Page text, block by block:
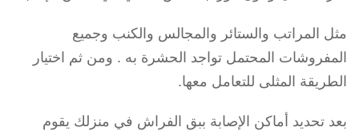
مثل المراتب والستائر والمجالس والكنب وجميع
المفروشات المحتمل تواجد الحشرة به . ومن ثم اختيار
الطريقة المثلى للتعامل معها.
بعد تحديد أماكن الإصابة ببق الفراش في منزلك يقوم